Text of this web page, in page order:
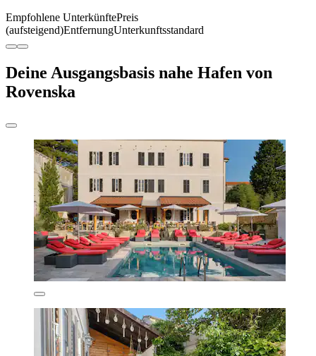
Empfohlene UnterkünftePreis
(aufsteigend)EntfernungUnterkunftsstandard
Deine Ausgangsbasis nahe Hafen von
Rovenska